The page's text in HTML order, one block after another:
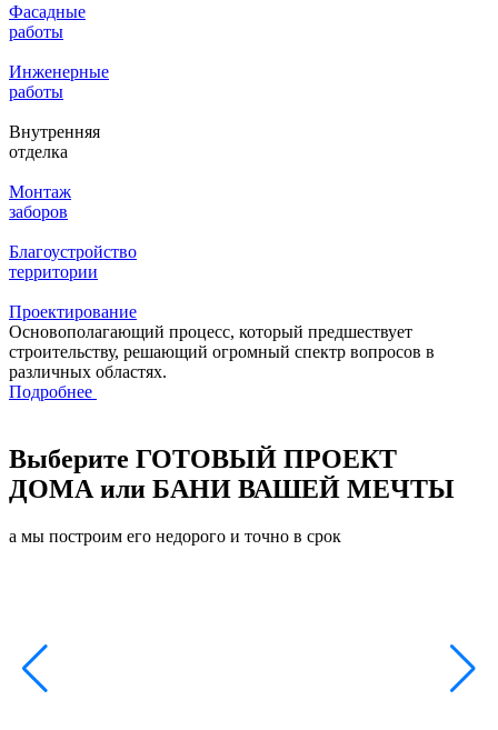
Фасадные
работы
Инженерные
работы
Внутренняя
отделка
Монтаж
заборов
Благоустройство
территории
Проектирование
Основополагающий процесс, который предшествует
строительству, решающий огромный спектр вопросов в
различных областях.
Подробнее
Выберите ГОТОВЫЙ ПРОЕКТ
ДОМА или БАНИ ВАШЕЙ МЕЧТЫ
а мы построим его недорого и точно в срок